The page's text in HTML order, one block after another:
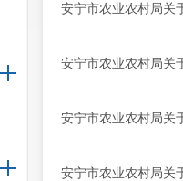
安宁市农业农村局关
安宁市农业农村局关
安宁市农业农村局关
安宁市农业农村局关